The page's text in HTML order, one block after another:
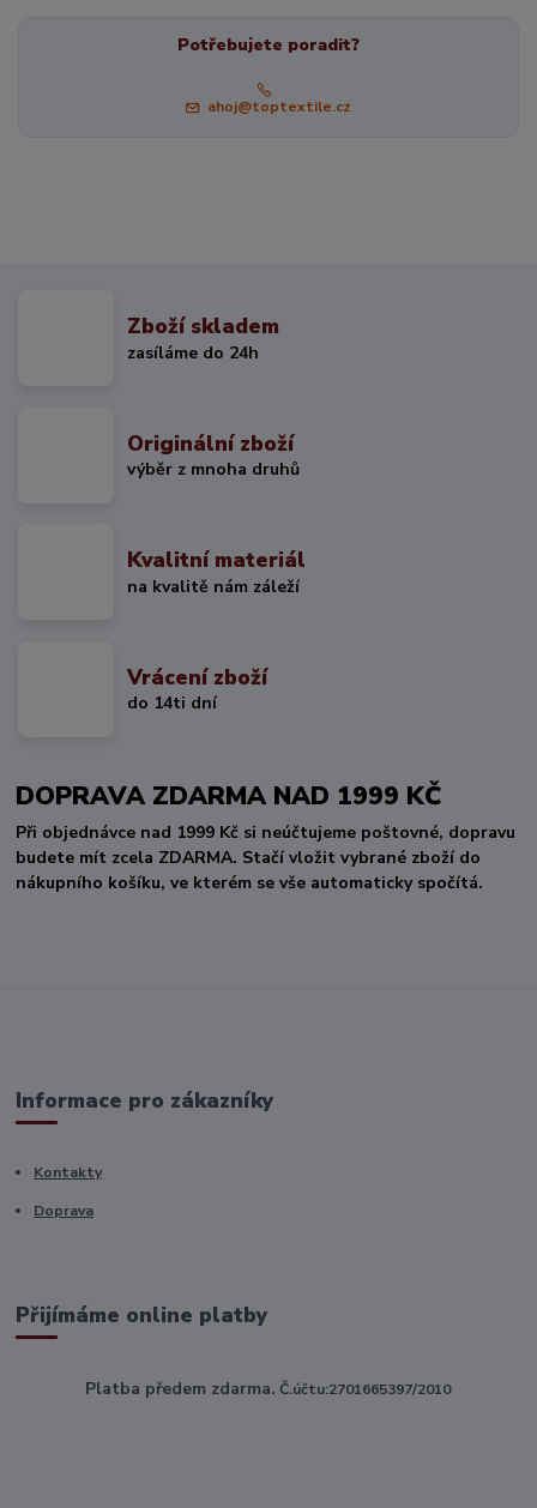
Potřebujete poradit?
ahoj@toptextile.cz
Zboží skladem
zasíláme do 24h
Originální zboží
výběr z mnoha druhů
Kvalitní materiál
na kvalitě nám záleží
Vrácení zboží
do 14ti dní
DOPRAVA ZDARMA NAD 1999 KČ
Při objednávce nad 1999 Kč si neúčtujeme poštovné, dopravu
budete mít zcela ZDARMA. Stačí vložit vybrané zboží do
nákupního košíku, ve kterém se vše automaticky spočítá.
Informace pro zákazníky
Kontakty
Doprava
Přijímáme online platby
Platba předem zdarma. Č.účtu:2701665397/2010